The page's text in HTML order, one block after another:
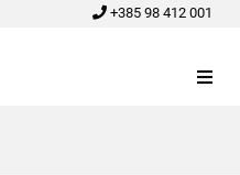
+385 98 412 001
Menu